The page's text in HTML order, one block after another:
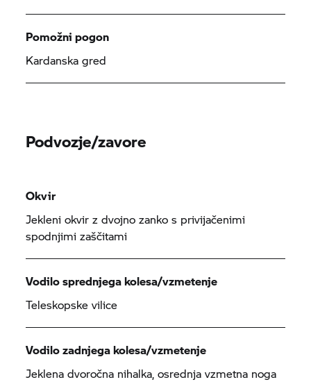
Pomožni pogon
Kardanska gred
Podvozje/zavore
Okvir
Jekleni okvir z dvojno zanko s privijačenimi
spodnjimi zaščitami
Vodilo sprednjega kolesa/vzmetenje
Teleskopske vilice
Vodilo zadnjega kolesa/vzmetenje
Jeklena dvoročna nihalka, osrednja vzmetna noga